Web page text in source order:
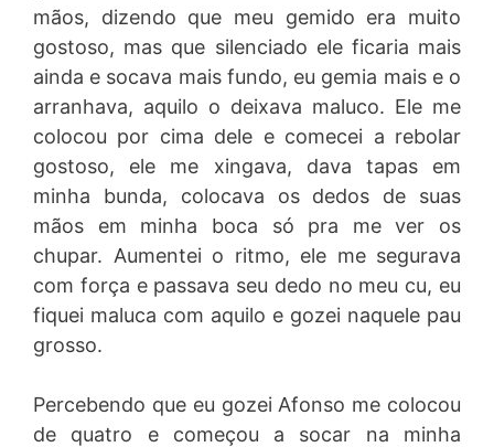
mãos, dizendo que meu gemido era muito
gostoso, mas que silenciado ele ficaria mais
ainda e socava mais fundo, eu gemia mais e o
arranhava, aquilo o deixava maluco. Ele me
colocou por cima dele e comecei a rebolar
gostoso, ele me xingava, dava tapas em
minha bunda, colocava os dedos de suas
mãos em minha boca só pra me ver os
chupar. Aumentei o ritmo, ele me segurava
com força e passava seu dedo no meu cu, eu
fiquei maluca com aquilo e gozei naquele pau
grosso.
Percebendo que eu gozei Afonso me colocou
de quatro e começou a socar na minha